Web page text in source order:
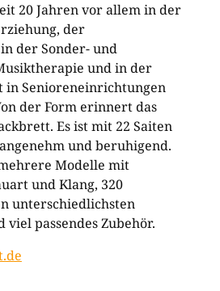
20 Jahren vor allem in der
der
der Sonder- und
und in der
in Senioreneinrichtungen
der Form erinnert das
Es ist mit 22 Saiten
und beruhigend.
Modelle mit
und Klang, 320
unterschiedlichsten
passendes Zubehör.